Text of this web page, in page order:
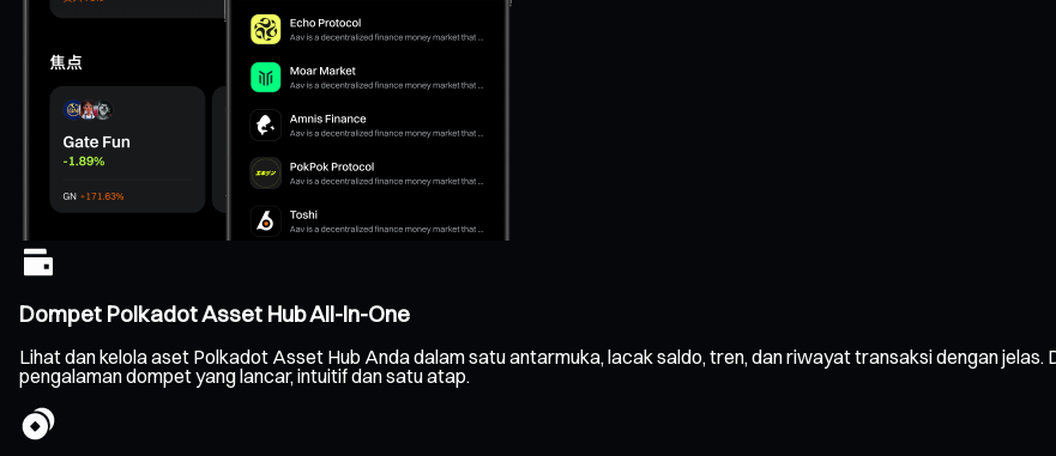
Dompet Polkadot Asset Hub All-In-One
Lihat dan kelola aset Polkadot Asset Hub Anda dalam satu antarmuka, lacak saldo, tren, dan riwayat transaksi dengan
pengalaman dompet yang lancar, intuitif dan satu atap.